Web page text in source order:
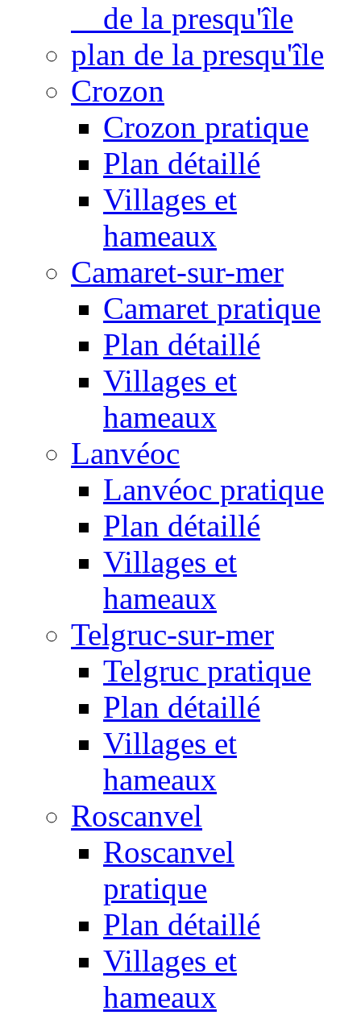
de la presqu'île
plan de la presqu'île
Crozon
Crozon pratique
Plan détaillé
Villages et
hameaux
Camaret-sur-mer
Camaret pratique
Plan détaillé
Villages et
hameaux
Lanvéoc
Lanvéoc pratique
Plan détaillé
Villages et
hameaux
Telgruc-sur-mer
Telgruc pratique
Plan détaillé
Villages et
hameaux
Roscanvel
Roscanvel
pratique
Plan détaillé
Villages et
hameaux